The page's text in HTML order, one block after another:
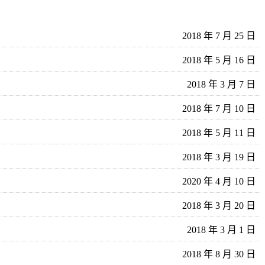
2018 年 7 月 25 日
2018 年 5 月 16 日
2018 年 3 月 7 日
2018 年 7 月 10 日
2018 年 5 月 11 日
2018 年 3 月 19 日
2020 年 4 月 10 日
2018 年 3 月 20 日
2018 年 3 月 1 日
2018 年 8 月 30 日